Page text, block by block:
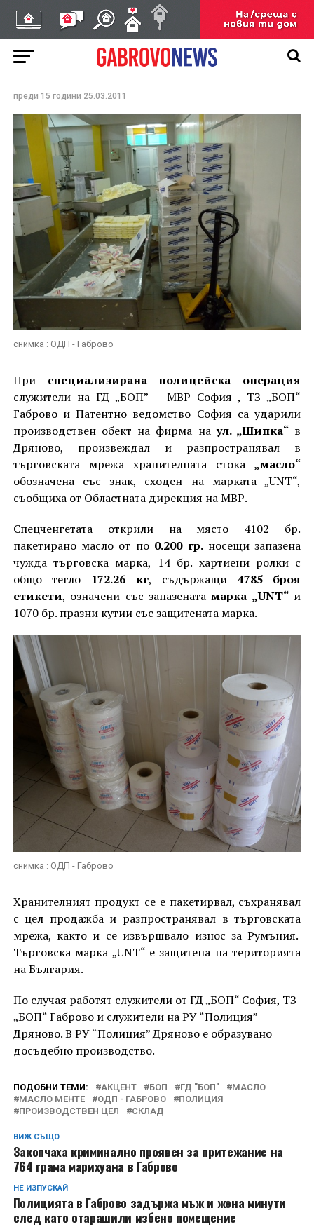
склад произвеждал
„масло“ менте в
Дряново
преди 15 години 25.03.2011
снимка : ОДП - Габрово
При специализирана полицейска операция
служители на ГД „БОП” – МВР София , ТЗ „БОП“
Габрово и Патентно ведомство София са ударили
производствен обект на фирма наул. „Шипка“ в
Дряново, произвеждал и разпространявал в
търговската мрежа хранителната стока „масло“
обозначена със знак, сходен на марката „UNT“,
съобщиха от Областната дирекция на МВР.
Спецченгетата открили на място 4102 бр.
пакетирано масло от по 0.200 гр.носещи запазена
чужда търговска марка, 14 бр. хартиени ролки с
общо тегло 172.26 кг, съдържащи 4785 броя
етикети, означени със запазенатамарка „UNT“и
1070 бр. празни кутии със защитената марка.
снимка : ОДП - Габрово
Хранителният продукт се е пакетирвал, съхранявал
с цел продажба и разпространявал в търговската
мрежа, както и се извършвало износ за Румъния.
Търговска марка „UNT“ е защитена на територията
на България.
По случая работят служители от ГД „БОП“ София, ТЗ
„БОП“ Габрово и служители на РУ “Полиция”
Дряново. В РУ “Полиция” Дряново е образувано
досъдебно производство.
ПОДОБНИ ТЕМИ: АКЦЕНТ БОП ГД "БОП"
МАСЛО
МАСЛО МЕНТЕ
ОДП - ГАБРОВО
ПОЛИЦИЯ
ПРОИЗВОДСТВЕН ЦЕЛ
СКЛАД
ВИЖ СЪЩО
Закопчаха криминално проявен за притежание на
764 грама марихуана в Габрово
НЕ ИЗПУСКАЙ
Полицията в Габрово задържа мъж и жена минути
след като отарашили избено помещение